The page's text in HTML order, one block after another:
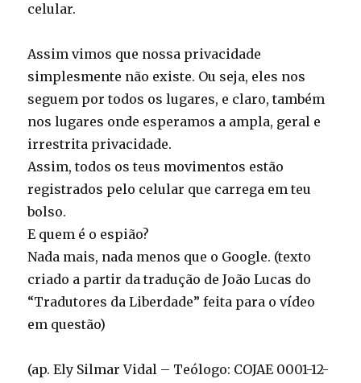
celular.
Assim vimos que nossa privacidade
simplesmente não existe. Ou seja, eles nos
seguem por todos os lugares, e claro, também
nos lugares onde esperamos a ampla, geral e
irrestrita privacidade.
Assim, todos os teus movimentos estão
registrados pelo celular que carrega em teu
bolso.
E quem é o espião?
Nada mais, nada menos que o Google. (texto
criado a partir da tradução de João Lucas do
“Tradutores da Liberdade” feita para o vídeo
em questão)
(ap. Ely Silmar Vidal – Teólogo: COJAE 0001-12-